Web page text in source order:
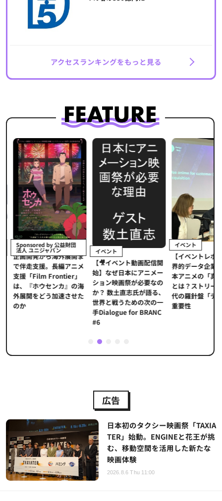
アクセスランキングをもっと見る
Sponsored by 公益財団
法人 ユニジャパン
企画開発から海外展開ま
で伴走支援。長編アニメ
支援「Film Frontier」
は、『ホウセンカ』の海
外展開をどう加速させた
のか
イベント
【🎥イベント動画配信開
始】なぜ日本にアニメー
ション映画祭が必要なの
か？ 数土直志氏が語る、
世界と戦うための次の一
手Dialogue for BRANC
#6
イベント
【イベントレポ
界的データ企業
本アニメの「真
とは？ストリー
代の羅針盤「デ
重要性
2
広告
日本初のタクシー映画祭「TAXIA
TER」始動。ENGINEと花王が挑
む、移動空間を活用した新たな
映画体験
2026.8.6 Thu 11:00